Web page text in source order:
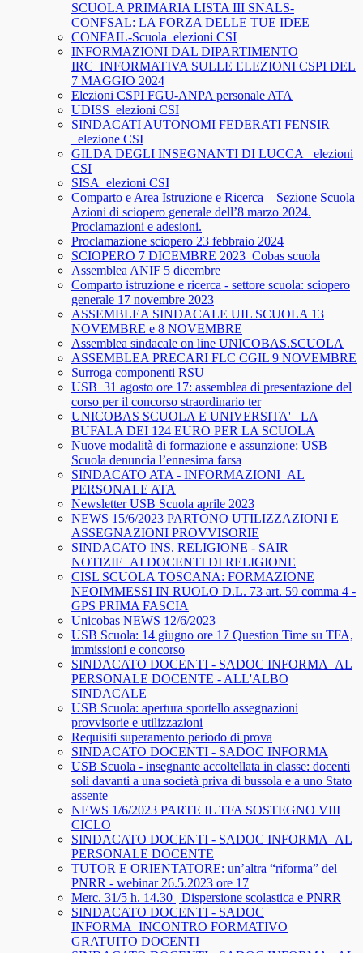
SCUOLA PRIMARIA LISTA III SNALS-
CONFSAL: LA FORZA DELLE TUE IDEE
CONFAIL-Scuola_elezioni CSI
INFORMAZIONI DAL DIPARTIMENTO
IRC_INFORMATIVA SULLE ELEZIONI CSPI DEL
7 MAGGIO 2024
Elezioni CSPI FGU-ANPA personale ATA
UDISS_elezioni CSI
SINDACATI AUTONOMI FEDERATI FENSIR
_elezione CSI
GILDA DEGLI INSEGNANTI DI LUCCA_ elezioni
CSI
SISA_elezioni CSI
Comparto e Area Istruzione e Ricerca – Sezione Scuola
Azioni di sciopero generale dell’8 marzo 2024.
Proclamazioni e adesioni.
Proclamazione sciopero 23 febbraio 2024
SCIOPERO 7 DICEMBRE 2023_Cobas scuola
Assemblea ANIF 5 dicembre
Comparto istruzione e ricerca - settore scuola: sciopero
generale 17 novembre 2023
ASSEMBLEA SINDACALE UIL SCUOLA 13
NOVEMBRE e 8 NOVEMBRE
Assemblea sindacale on line UNICOBAS.SCUOLA
ASSEMBLEA PRECARI FLC CGIL 9 NOVEMBRE
Surroga componenti RSU
USB_31 agosto ore 17: assemblea di presentazione del
corso per il concorso straordinario ter
UNICOBAS SCUOLA E UNIVERSITA'_ LA
BUFALA DEI 124 EURO PER LA SCUOLA
Nuove modalità di formazione e assunzione: USB
Scuola denuncia l’ennesima farsa
SINDACATO ATA - INFORMAZIONI_AL
PERSONALE ATA
Newsletter USB Scuola aprile 2023
NEWS 15/6/2023 PARTONO UTILIZZAZIONI E
ASSEGNAZIONI PROVVISORIE
SINDACATO INS. RELIGIONE - SAIR
NOTIZIE_AI DOCENTI DI RELIGIONE
CISL SCUOLA TOSCANA: FORMAZIONE
NEOIMMESSI IN RUOLO D.L. 73 art. 59 comma 4 -
GPS PRIMA FASCIA
Unicobas NEWS 12/6/2023
USB Scuola: 14 giugno ore 17 Question Time su TFA,
immissioni e concorso
SINDACATO DOCENTI - SADOC INFORMA_AL
PERSONALE DOCENTE - ALL'ALBO
SINDACALE
USB Scuola: apertura sportello assegnazioni
provvisorie e utilizzazioni
Requisiti superamento periodo di prova
SINDACATO DOCENTI - SADOC INFORMA
USB Scuola - insegnante accoltellata in classe: docenti
soli davanti a una società priva di bussola e a uno Stato
assente
NEWS 1/6/2023 PARTE IL TFA SOSTEGNO VIII
CICLO
SINDACATO DOCENTI - SADOC INFORMA_AL
PERSONALE DOCENTE
TUTOR E ORIENTATORE: un’altra “riforma” del
PNRR - webinar 26.5.2023 ore 17
Merc. 31/5 h. 14.30 | Dispersione scolastica e PNRR
SINDACATO DOCENTI - SADOC
INFORMA_INCONTRO FORMATIVO
GRATUITO DOCENTI